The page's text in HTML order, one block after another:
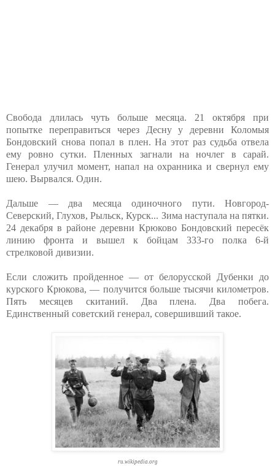
Свобода длилась чуть больше месяца. 21 октября при
попытке переправиться через Десну у деревни Коломыя
Бондовский снова попал в плен. На этот раз судьба отвела
ему ровно сутки. Пленных загнали на ночлег в сарай.
Генерал улучил момент, напал на охранника и свернул ему
шею. Вырвался. Один.
Дальше — два месяца одиночного пути. Новгород-
Северский, Глухов, Рыльск, Курск... Зима наступала на пятки.
24 декабря в районе деревни Крюково Бондовский пересёк
линию фронта и вышел к бойцам 333-го полка 6-й
стрелковой дивизии.
Если сложить пройденное — от белорусской Дубенки до
курского Крюкова, — получится больше тысячи километров.
Пять месяцев скитаний. Два плена. Два побега.
Единственный советский генерал, совершивший такое.
ru.wikipedia.org